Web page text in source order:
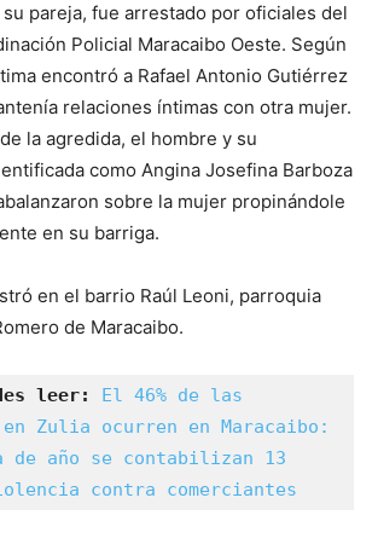
pareja, fue arrestado por oficiales del
Policial Maracaibo Oeste. Según
encontró a Rafael Antonio Gutiérrez
relaciones íntimas con otra mujer.
la agredida, el hombre y su
como Angina Josefina Barboza
sobre la mujer propinándole
en su barriga.
en el barrio Raúl Leoni, parroquia
de Maracaibo.
leer:
El 46% de las
Zulia ocurren en Maracaibo:
de año se contabilizan 13
contra comerciantes